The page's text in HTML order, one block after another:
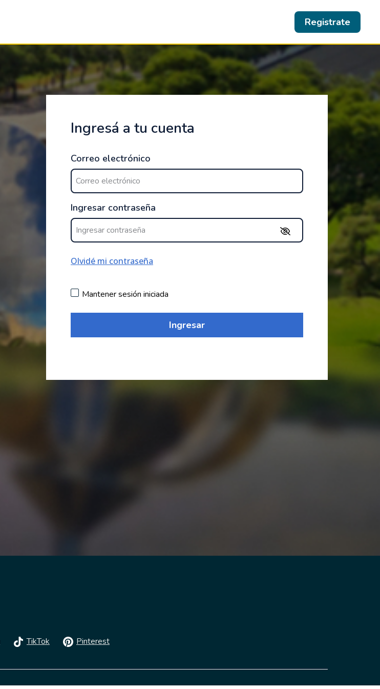
Registrate
Ingresá a tu cuenta
Correo electrónico
Ingresar contraseña
Olvidé mi contraseña
Mantener sesión iniciada
Ingresar
TikTok Pinterest